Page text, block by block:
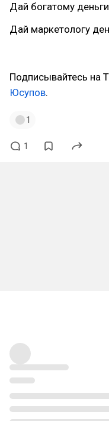
Дай богатому
Дай маркетологу
Подписывайтесь на
Юсупов.
1
1